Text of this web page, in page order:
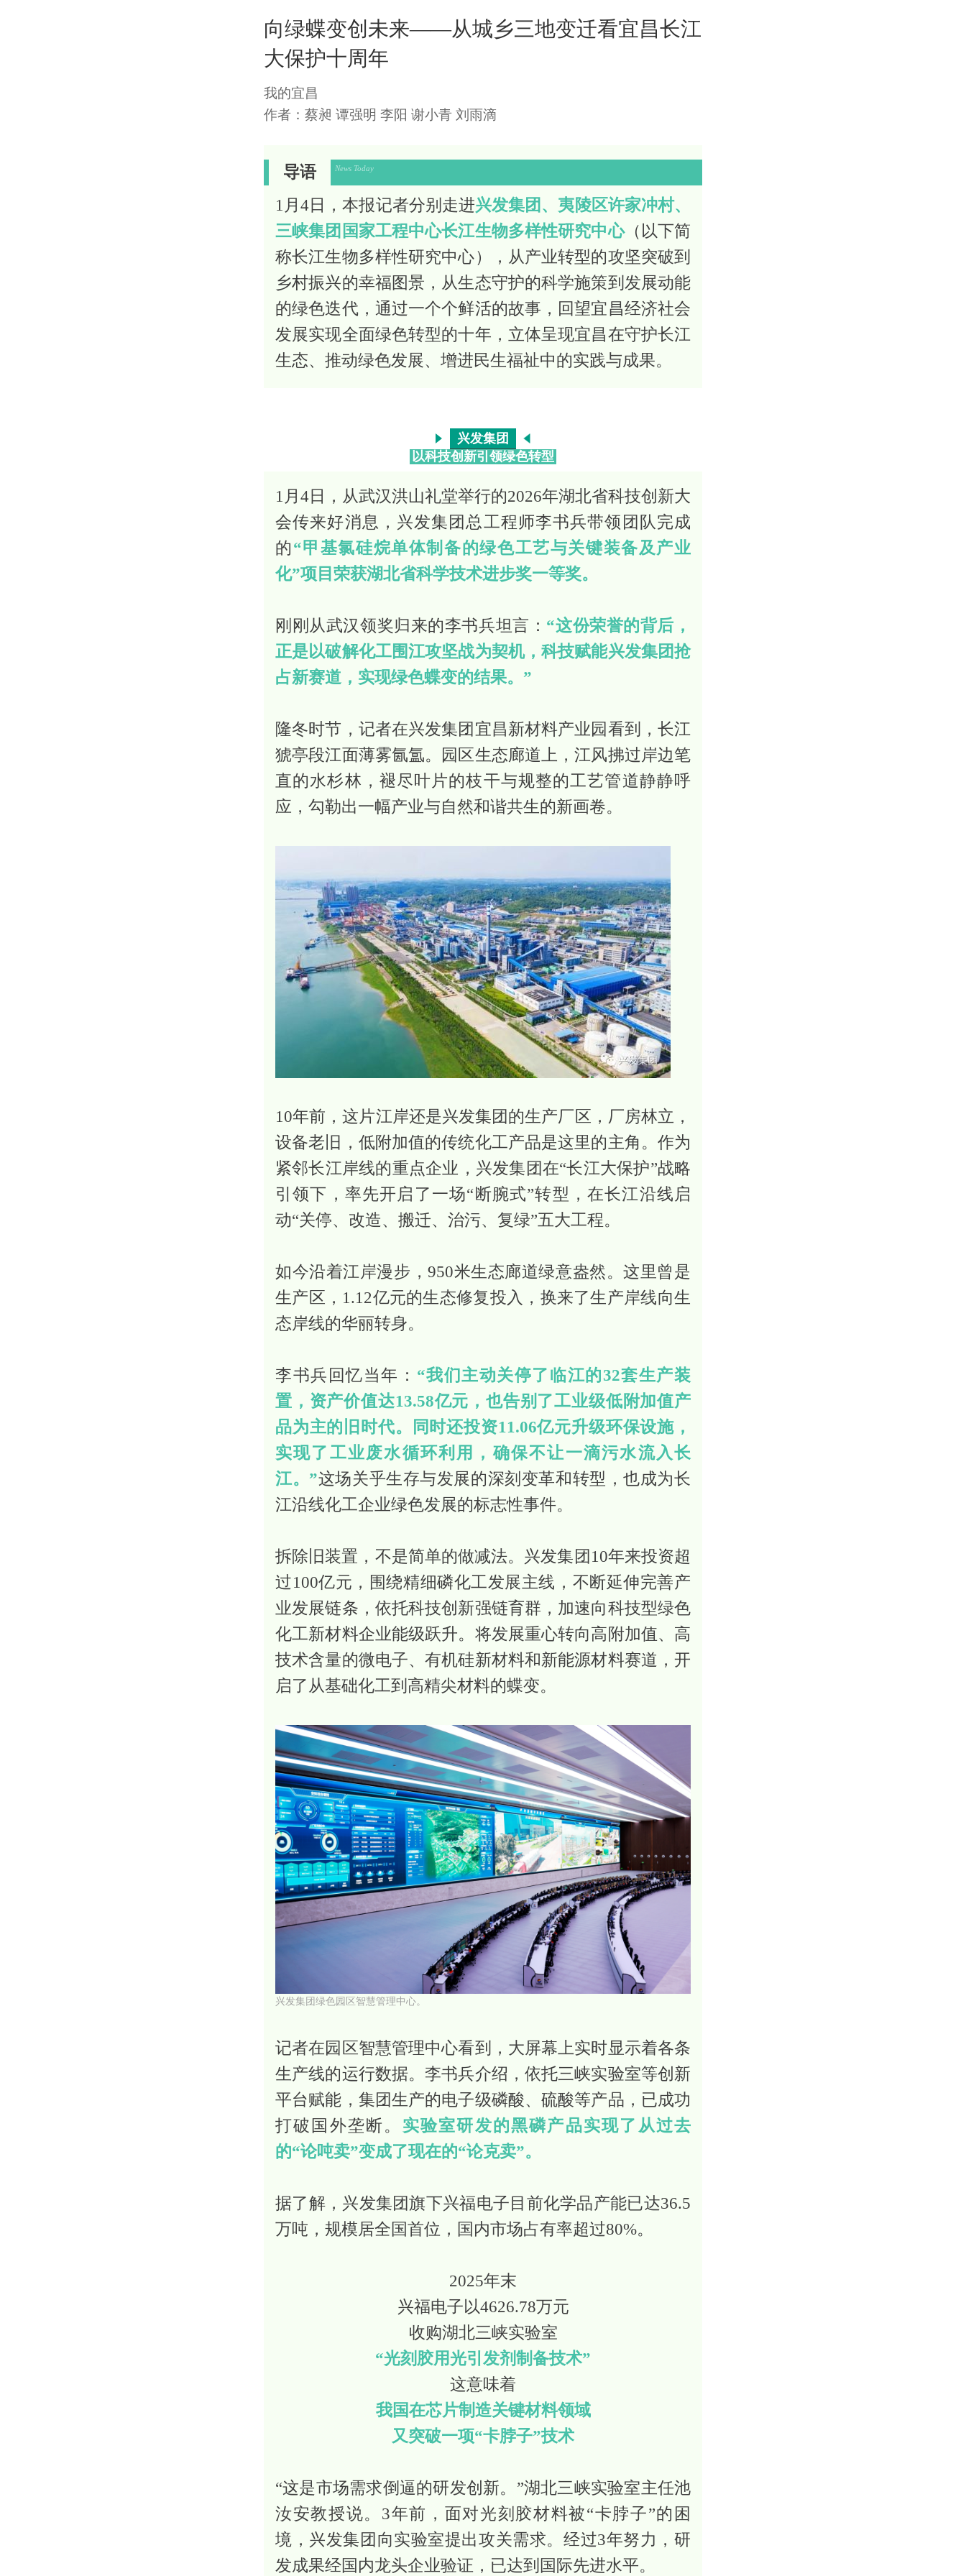
向绿蝶变创未来——从城乡三地变迁看宜昌长江
大保护十周年
我的宜昌
作者：蔡昶 谭强明 李阳 谢小青 刘雨滴
导语 News Today
1月4日，本报记者分别走进兴发集团、夷陵区许家冲村、
三峡集团国家工程中心长江生物多样性研究中心（以下简
称长江生物多样性研究中心），从产业转型的攻坚突破到
乡村振兴的幸福图景，从生态守护的科学施策到发展动能
的绿色迭代，通过一个个鲜活的故事，回望宜昌经济社会
发展实现全面绿色转型的十年，立体呈现宜昌在守护长江
生态、推动绿色发展、增进民生福祉中的实践与成果。
兴发集团
以科技创新引领绿色转型
1月4日，从武汉洪山礼堂举行的2026年湖北省科技创新大
会传来好消息，兴发集团总工程师李书兵带领团队完成
的 “甲基氯硅烷单体制备的绿色工艺与关键装备及产业
化”项目荣获湖北省科学技术进步奖一等奖。
刚刚从武汉领奖归来的李书兵坦言： “这份荣誉的背后，
正是以破解化工围江攻坚战为契机，科技赋能兴发集团抢
占新赛道，实现绿色蝶变的结果。”
隆冬时节，记者在兴发集团宜昌新材料产业园看到，长江
猇亭段江面薄雾氤氲。园区生态廊道上，江风拂过岸边笔
直的水杉林，褪尽叶片的枝干与规整的工艺管道静静呼
应，勾勒出一幅产业与自然和谐共生的新画卷。
10年前，这片江岸还是兴发集团的生产厂区，厂房林立，
设备老旧，低附加值的传统化工产品是这里的主角。作为
紧邻长江岸线的重点企业，兴发集团在“长江大保护”战略
引领下，率先开启了一场“断腕式”转型，在长江沿线启
动“关停、改造、搬迁、治污、复绿”五大工程。
如今沿着江岸漫步，950米生态廊道绿意盎然。这里曾是
生产区，1.12亿元的生态修复投入，换来了生产岸线向生
态岸线的华丽转身。
李书兵回忆当年： “我们主动关停了临江的32套生产装
置，资产价值达13.58亿元，也告别了工业级低附加值产
品为主的旧时代。同时还投资11.06亿元升级环保设施，
实现了工业废水循环利用，确保不让一滴污水流入长
江。”这场关乎生存与发展的深刻变革和转型，也成为长
江沿线化工企业绿色发展的标志性事件。
拆除旧装置，不是简单的做减法。兴发集团10年来投资超
过100亿元，围绕精细磷化工发展主线，不断延伸完善产
业发展链条，依托科技创新强链育群，加速向科技型绿色
化工新材料企业能级跃升。将发展重心转向高附加值、高
技术含量的微电子、有机硅新材料和新能源材料赛道，开
启了从基础化工到高精尖材料的蝶变。
兴发集团绿色园区智慧管理中心。
记者在园区智慧管理中心看到，大屏幕上实时显示着各条
生产线的运行数据。李书兵介绍，依托三峡实验室等创新
平台赋能，集团生产的电子级磷酸、硫酸等产品，已成功
打破国外垄断。 实验室研发的黑磷产品实现了从过去
的“论吨卖”变成了现在的“论克卖”。
据了解，兴发集团旗下兴福电子目前化学品产能已达36.5
万吨，规模居全国首位，国内市场占有率超过80%。
2025年末
兴福电子以4626.78万元
收购湖北三峡实验室
“光刻胶用光引发剂制备技术”
这意味着
我国在芯片制造关键材料领域
又突破一项“卡脖子”技术
“这是市场需求倒逼的研发创新。”湖北三峡实验室主任池
汝安教授说。3年前，面对光刻胶材料被“卡脖子”的困
境，兴发集团向实验室提出攻关需求。经过3年努力，研
发成果经国内龙头企业验证，已达到国际先进水平。